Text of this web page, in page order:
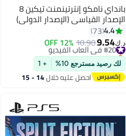
بانداي نامكو إنترتينمنت تيكين 8
الإصدار القياسي (الإصدار الدولي)
4.4
73
د.ك‏9.54
10.90
12% OFF #20 في ألعاب الفيديو
باقي 2 وحدات في المخزون
#20 في ألعاب الفيديو
لك رصيد مسترجع 10% + 1
احصل عليه خلال 14 - 15